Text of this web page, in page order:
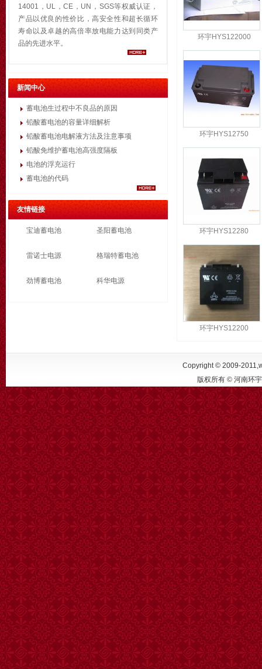
14001，UL，CE，UN，SGS等权威认证，
产品以优良的性价比，高安全性和超长循环
寿命以及卓越的高倍率放电能力达到同类产
品的先进水平。
新闻中心
蓄电池生过程中不良品的原因
铅酸蓄电池的容量详细解析
铅酸蓄电池电解液方法及注意事项
铅酸免维护蓄电池高强度隔板
电池的浮充运行
蓄电池的代码
友情链接
宝迪蓄电池 圣阳蓄电池
雷诺士电源 格瑞特蓄电池
劲博蓄电池 科华电源
环宇HYS122000
环宇HYS12750
环宇HYS12280
环宇HYS12200
Copyright © 2009-
版权所有 © 河南环